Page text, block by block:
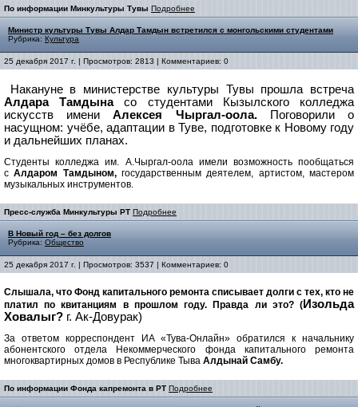
По информации Минкультуры Тувы Подробнее
Министр культуры Тувы Алдар Тамдын встретился с монгольскими студентами
Рубрика: Культура
25 декабря 2017 г. | Просмотров: 2813 | Комментариев: 0
Накануне в министерстве культуры Тувы прошла встреча
Алдара Тамдынасо студентами Кызылского колледжа
искусств имениАлексея Чыргал-оола.Поговорили о
насущном: учёбе, адаптации в Туве, подготовке к Новому году
и дальнейших планах.
Студенты колледжа им. А.Чыргал-оола имели возможность пообщаться
с Алдаром Тамдыном, государственным деятелем, артистом, мастером
музыкальных инструментов.
Пресс-служба Минкультуры РТ Подробнее
В Новый год – без долгов
Рубрика: Общество
25 декабря 2017 г. | Просмотров: 3537 | Комментариев: 0
Слышала, что Фонд капитального ремонта списывает долги с тех, кто не
платил по квитанциям в прошлом году. Правда ли это? (Изольда
Ховалыг? г. Ак-Довурак)
За ответом корреспондент ИА «Тува-Онлайн» обратился к начальнику
абонентского отдела Некоммерческого фонда капитального ремонта
многоквартирных домов в Республике Тыва Алдынай Самбу.
По информации Фонда капремонта в РТ Подробнее